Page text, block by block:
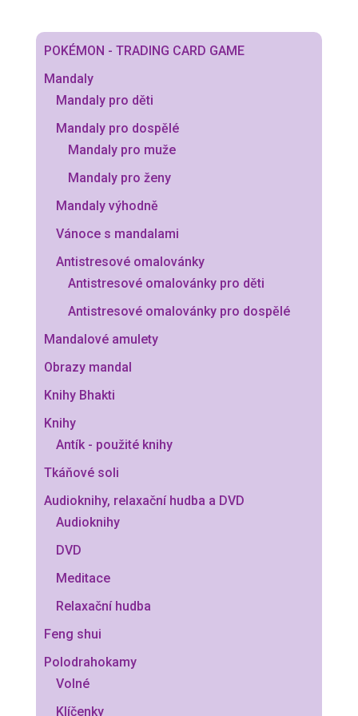
POKÉMON - TRADING CARD GAME
Mandaly
Mandaly pro děti
Mandaly pro dospělé
Mandaly pro muže
Mandaly pro ženy
Mandaly výhodně
Vánoce s mandalami
Antistresové omalovánky
Antistresové omalovánky pro děti
Antistresové omalovánky pro dospělé
Mandalové amulety
Obrazy mandal
Knihy Bhakti
Knihy
Antík - použité knihy
Tkáňové soli
Audioknihy, relaxační hudba a DVD
Audioknihy
DVD
Meditace
Relaxační hudba
Feng shui
Polodrahokamy
Volné
Klíčenky